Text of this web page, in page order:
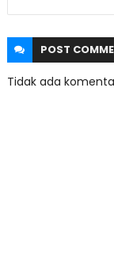
POST
Tidak ada